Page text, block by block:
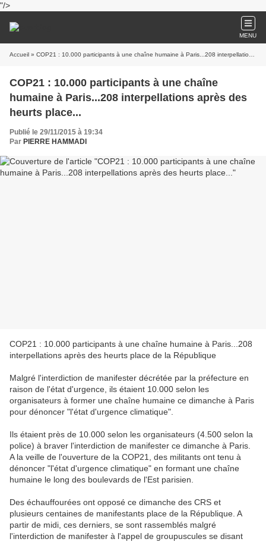
"/>
MENU
Accueil » COP21 : 10.000 participants à une chaîne humaine à Paris...208 interpellations après des heurts place...
COP21 : 10.000 participants à une chaîne
humaine à Paris...208 interpellations après des
heurts place...
Publié le 29/11/2015 à 19:34
Par PIERRE HAMMADI
COP21 : 10.000 participants à une chaîne humaine à Paris...208
interpellations après des heurts place de la République
Malgré l'interdiction de manifester décrétée par la préfecture en
raison de l'état d'urgence, ils étaient 10.000 selon les
organisateurs à former une chaîne humaine ce dimanche à Paris
pour dénoncer "l'état d'urgence climatique".
Ils étaient près de 10.000 selon les organisateurs (4.500 selon la
police) à braver l'interdiction de manifester ce dimanche à Paris.
A la veille de l'ouverture de la COP21, des militants ont tenu à
dénoncer "l'état d'urgence climatique" en formant une chaîne
humaine le long des boulevards de l'Est parisien.
Des échauffourées ont opposé ce dimanche des CRS et
plusieurs centaines de manifestants place de la République. A
partir de midi, ces derniers, se sont rassemblés malgré
l'interdiction de manifester à l'appel de groupuscules se disant